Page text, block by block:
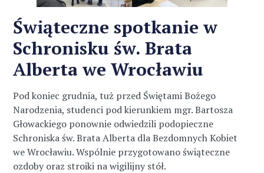
Świąteczne spotkanie w
Schronisku św. Brata
Alberta we Wrocławiu
Pod koniec grudnia, tuż przed Świętami Bożego
Narodzenia, studenci pod kierunkiem mgr. Bartosza
Głowackiego ponownie odwiedzili podopieczne
Schroniska św. Brata Alberta dla Bezdomnych Kobiet
we Wrocławiu. Wspólnie przygotowano świąteczne
ozdoby oraz stroiki na wigilijny stół.